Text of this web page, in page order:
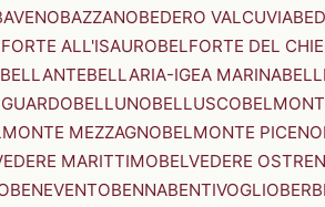
BAZZANOBEDERO VALCUVIA
ALL'ISAUROBELFORTE DEL
BELLANTEBELLARIA-IGEA MARINA
BELLUNOBELLUSCO
MEZZAGNOBELMONTE PICENO
MARITTIMOBELVEDERE
BENEVENTOBENNABENTIVOGLIO